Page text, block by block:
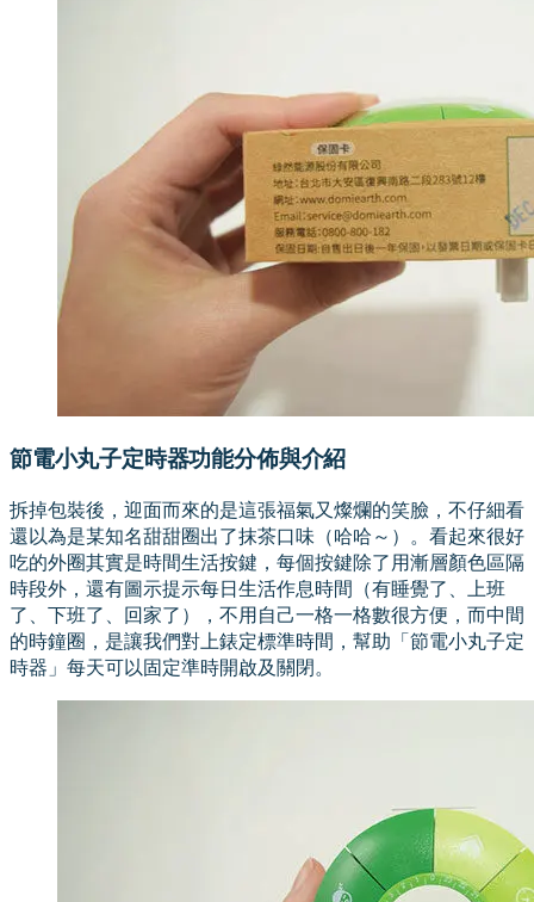
節電小丸子定時器功能分佈與介紹
拆掉包裝後，迎面而來的是這張福氣又燦爛的笑臉，不仔細看
還以為是某知名甜甜圈出了抹茶口味（哈哈～）。看起來很好
吃的外圈其實是時間生活按鍵，每個按鍵除了用漸層顏色區隔
時段外，還有圖示提示每日生活作息時間（有睡覺了、上班
了、下班了、回家了），不用自己一格一格數很方便，而中間
的時鐘圈，是讓我們對上錶定標準時間，幫助「節電小丸子定
時器」每天可以固定準時開啟及關閉。